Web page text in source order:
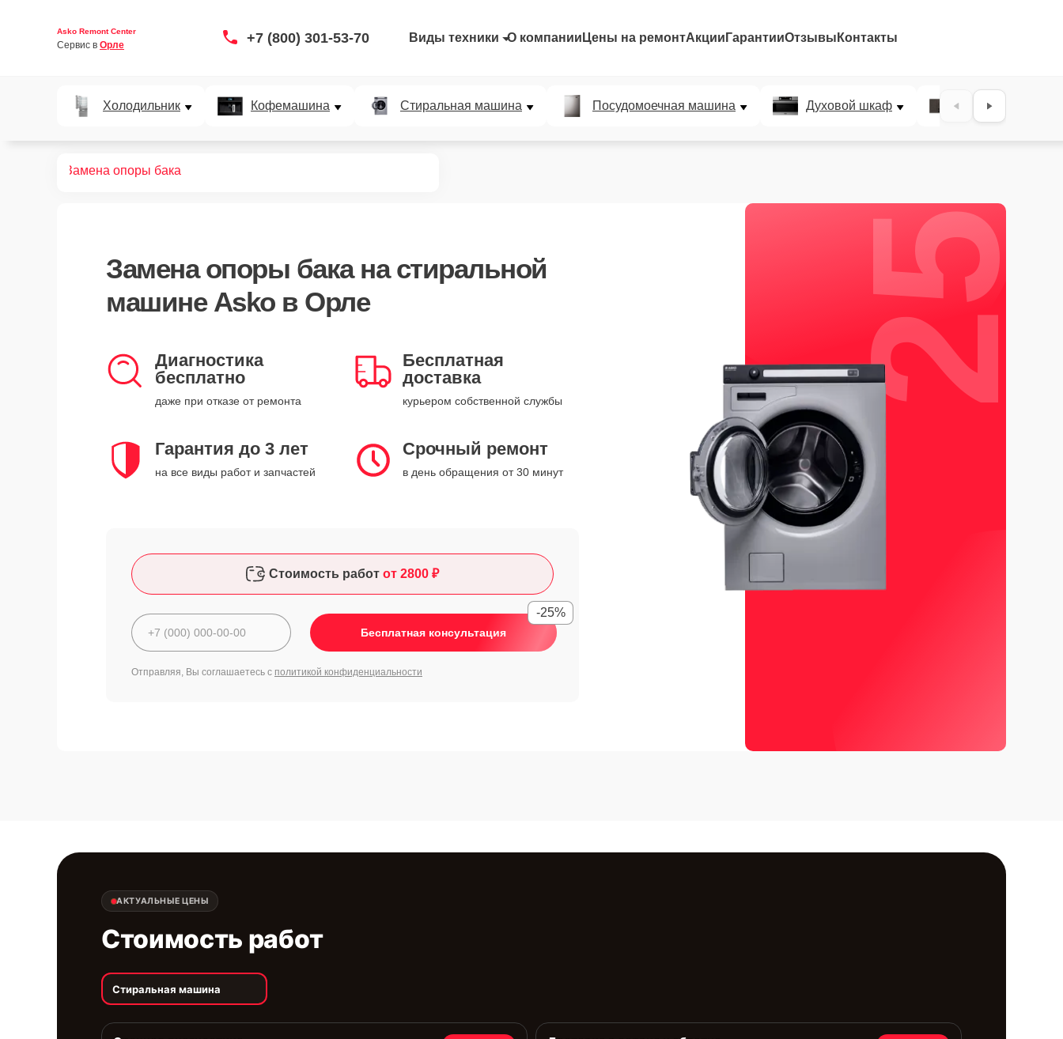
Asko Remont Center
Сервис в Орле +7 (800) 301-53-70 Виды техники О компании Цены на ремонтАкции ГарантииОтзывы Контакты
Холодильник Кофемашина Стиральная машина Посудомоечная машина Духовой шкаф Варочная
Замена опоры бака
Замена опоры бакана стиральной
машине Asko в Орле
Диагностика
бесплатно
даже при отказе от ремонта
Бесплатная
доставка
курьером собственной службы
Гарантия до 3 лет
на все виды работ и запчастей
Срочный ремонт
в день обращения от 30 минут
Стоимость работ от 2800 ₽
Бесплатная консультация
-25%
Отправляя, Вы соглашаетесь с политикой конфиденциальности
25%
АКТУАЛЬНЫЕ ЦЕНЫ
Стоимость работ
Стиральная машина